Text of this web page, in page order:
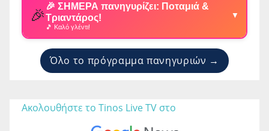
🎉
🎉 ΣΗΜΕΡΑ πανηγυρίζει: Ποταμιά &
Τριαντάρος!
🎵 Καλό γλέντι!
▼
Όλο το πρόγραμμα πανηγυριών →
Ακολουθήστε το Tinos Live TV στο